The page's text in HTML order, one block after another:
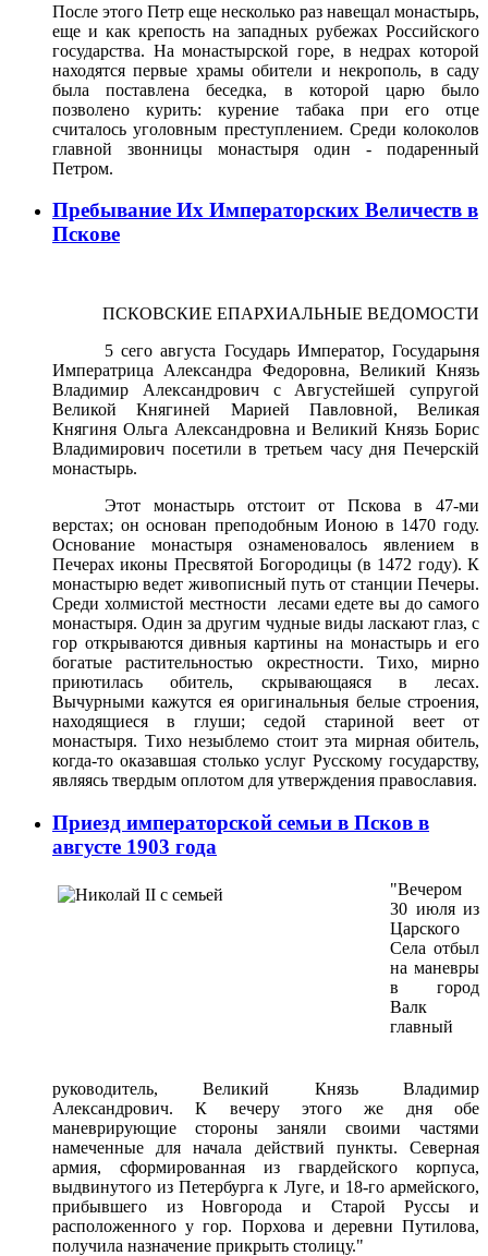
После этого Петр еще несколько раз навещал монастырь,
еще и как крепость на западных рубежах Российского
государства. На монастырской горе, в недрах которой
находятся первые храмы обители и некрополь, в саду
была поставлена беседка, в которой царю было
позволено курить: курение табака при его отце
считалось уголовным преступлением. Среди колоколов
главной звонницы монастыря один - подаренный
Петром.
Пребывание Их Императорских Величеств в
Пскове
ПСКОВСКИЕ ЕПАРХИАЛЬНЫЕ ВЕДОМОСТИ
5 сего августа Государь Император, Государыня
Императрица Александра Федоровна, Великий Князь
Владимир Александрович с Августейшей супругой
Великой Княгиней Марией Павловной, Великая
Княгиня Ольга Александровна и Великий Князь Борис
Владимирович посетили в третьем часу дня Печерскiй
монастырь.
Этот монастырь отстоит от Пскова в 47-ми
верстах; он основан преподобным Ионою в 1470 году.
Основание монастыря ознаменовалось явлением в
Печерах иконы Пресвятой Богородицы (в 1472 году). К
монастырю ведет живописный путь от станции Печеры.
Среди холмистой местности лесами едете вы до самого
монастыря. Один за другим чудные виды ласкают глаз, с
гор открываются дивныя картины на монастырь и его
богатые растительностью окрестности. Тихо, мирно
приютилась обитель, скрывающаяся в лесах.
Вычурными кажутся ея оригинальныя белые строения,
находящиеся в глуши; седой стариной веет от
монастыря. Тихо незыблемо стоит эта мирная обитель,
когда-то оказавшая столько услуг Русскому государству,
являясь твердым оплотом для утверждения православия.
Приезд императорской семьи в Псков в
августе 1903 года
"Вечером
30 июля из
Царского
Села отбыл
на маневры
в город
Валк
главный
руководитель, Великий Князь Владимир
Александрович. К вечеру этого же дня обе
маневрирующие стороны заняли своими частями
намеченные для начала действий пункты. Северная
армия, сформированная из гвардейского корпуса,
выдвинутого из Петербурга к Луге, и 18-го армейского,
прибывшего из Новгорода и Старой Руссы и
расположенного у гор. Порхова и деревни Путилова,
получила назначение прикрыть столицу."